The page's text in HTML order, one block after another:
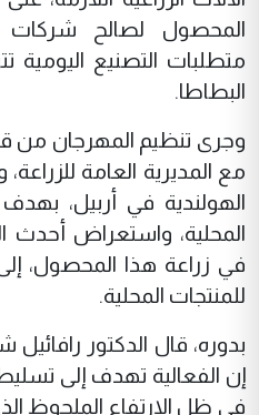
المحصول لصالح شركات
البطاطا.
وجرى تنظيم المهرجان من
مع المديرية العامة
الهولندية في أربيل،
المحلية، واستعراض أحدث
في زراعة هذا المحصول،
للمنتجات المحلية.
بدوره، قال الدكتور
إن الفعالية تهدف إلى
في ظل الارتفاع الملحوظ